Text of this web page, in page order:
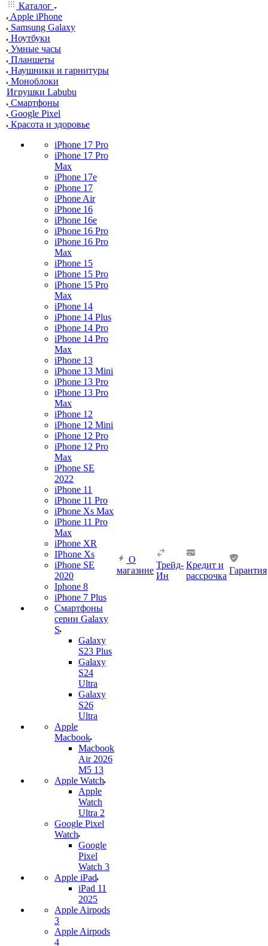
Каталог
Apple iPhone
Samsung Galaxy
Ноутбуки
Умные часы
Планшеты
Наушники и гарнитуры
Моноблоки
Игрушки Labubu
Смартфоны
Google Pixel
Красота и здоровье
iPhone 17 Pro
iPhone 17 Pro
Max
iPhone 17e
iPhone 17
iPhone Air
iPhone 16
iPhone 16e
iPhone 16 Pro
iPhone 16 Pro
Max
iPhone 15
iPhone 15 Pro
iPhone 15 Pro
Max
iPhone 14
iPhone 14 Plus
iPhone 14 Pro
iPhone 14 Pro
Max
iPhone 13
iPhone 13 Mini
iPhone 13 Pro
iPhone 13 Pro
Max
iPhone 12
iPhone 12 Mini
iPhone 12 Pro
iPhone 12 Pro
Max
iPhone SE
2022
iPhone 11
iPhone 11 Pro
iPhone Xs Max
iPhone 11 Pro
Max
iPhone XR
IPhone Xs
iPhone SE
2020
Iphone 8
iPhone 7 Plus
Смартфоны
серии Galaxy
S
Galaxy
S23 Plus
Galaxy
S24
Ultra
Galaxy
S26
Ultra
Apple
Macbook
Macbook
Air 2026
M5 13
Apple Watch
Apple
Watch
Ultra 2
Google Pixel
Watch
Google
Pixel
Watch 3
Apple iPad
iPad 11
2025
Apple Airpods
3
Apple Airpods
4
О
магазине
Трейд-
Ин
Кредит и
рассрочка
Гарантия